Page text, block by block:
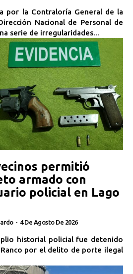
por la Contraloría General de la
Nacional de Personal de
serie de irregularidades...
permitió
armado con
policial en Lago
- 4 De Agosto De 2026
historial policial fue detenido
por el delito de porte ilegal